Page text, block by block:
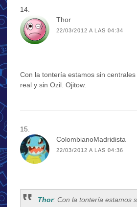
Thor
22/03/2012 A LAS 04:34
Con la tontería estamos sin
real y sin Ozil. Ojitow.
ColombianoMadridista
22/03/2012 A LAS 04:36
Thor: Con la tontería estamos